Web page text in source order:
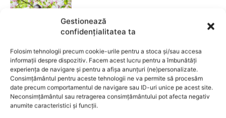
Gestionează
confidențialitatea ta
Folosim tehnologii precum cookie-urile pentru a stoca și/sau accesa
informații despre dispozitiv. Facem acest lucru pentru a îmbunătăți
experiența de navigare și pentru a afișa anunțuri (ne)personalizate.
Consimțământul pentru aceste tehnologii ne va permite să procesăm
date precum comportamentul de navigare sau ID-uri unice pe acest site.
Neconsimțământul sau retragerea consimțământului pot afecta negativ
anumite caracteristici și funcții.
copii: ce păstrezi și ce donezi
EVENIMENTE
LIFESTYLE
713
COPII
633
FAMILIA